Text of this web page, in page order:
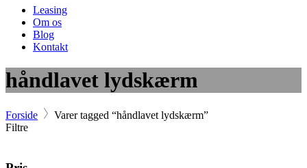
Leasing
Om os
Blog
Kontakt
håndlavet lydskærm
Forside
Varer tagged “håndlavet lydskærm”
Filtre